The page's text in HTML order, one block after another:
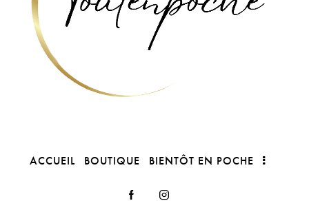
ACCUEIL BOUTIQUE BIENTÔT EN POCHE